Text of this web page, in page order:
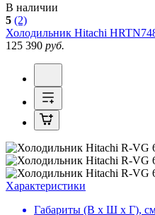
В наличии
5 (2)
Холодильник Hitachi
125 390 руб.
Характеристики
Габариты (В х Ш х Г),